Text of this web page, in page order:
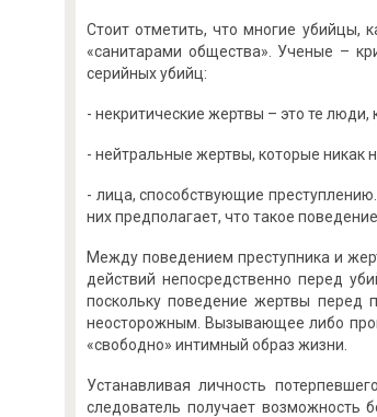
Стоит отметить, что многие убийцы,
«санитарами общества». Ученые –
серийных убийц:
- некритические жертвы – это те
- нейтральные жертвы, которые никак
- лица, способствующие
них предполагает, что такое
Между поведением преступника и
действий непосредственно перед
поскольку поведение жертвы перед
неосторожным. Вызывающее либо
«свободно» интимный образ жизни.
Устанавливая личность
следователь получает возможность